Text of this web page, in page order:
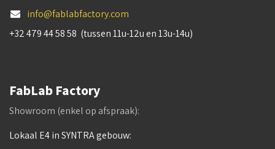
info@fablabfactory.com
+32 479 44 58 58 (tussen 11u-12u en 13u-14u)
FabLab Factory
Showroom (enkel op afspraak):
Lokaal E4 in SYNTRA gebouw: